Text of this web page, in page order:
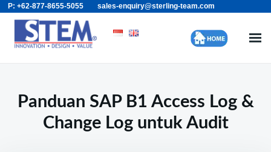
Skip
content
Search
for:
P: +62-877-8655-5055 sales-enquiry@sterling-team.com
Panduan SAP B1 Access Log &
Change Log untuk Audit